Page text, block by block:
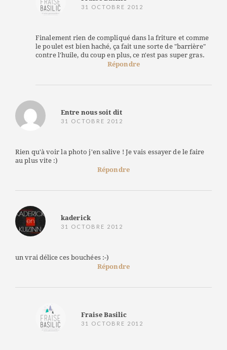
31 OCTOBRE 2012
Finalement rien de compliqué dans la friture et comme
le poulet est bien haché, ça fait une sorte de "barrière"
contre l'huile, du coup en plus, ce n'est pas super gras.
Répondre
Entre nous soit dit
31 OCTOBRE 2012
Rien qu'à voir la photo j'en salive ! Je vais essayer de le faire
au plus vite :)
Répondre
kaderick
31 OCTOBRE 2012
un vrai délice ces bouchées :-)
Répondre
Fraise Basilic
31 OCTOBRE 2012